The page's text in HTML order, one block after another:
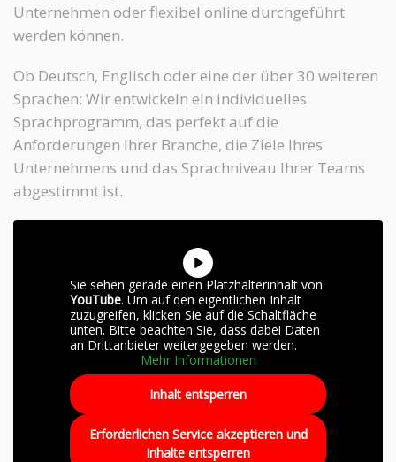
Unternehmen oder flexibel online durchgeführt
werden können.
Ob Deutsch, Englisch oder eine der über 30 weiteren
Sprachen: Wir entwickeln ein individuelles
Sprachprogramm, das perfekt auf die
Anforderungen Ihrer Branche, die Ziele Ihres
Unternehmens und das Sprachniveau Ihrer Teams
abgestimmt ist.
Sie sehen gerade einen Platzhalterinhalt von
YouTube. Um auf den eigentlichen Inhalt
zuzugreifen, klicken Sie auf die Schaltfläche
unten. Bitte beachten Sie, dass dabei Daten
an Drittanbieter weitergegeben werden.
Mehr Informationen
Inhalt entsperren
Erforderlichen Service akzeptieren und
Inhalte entsperren